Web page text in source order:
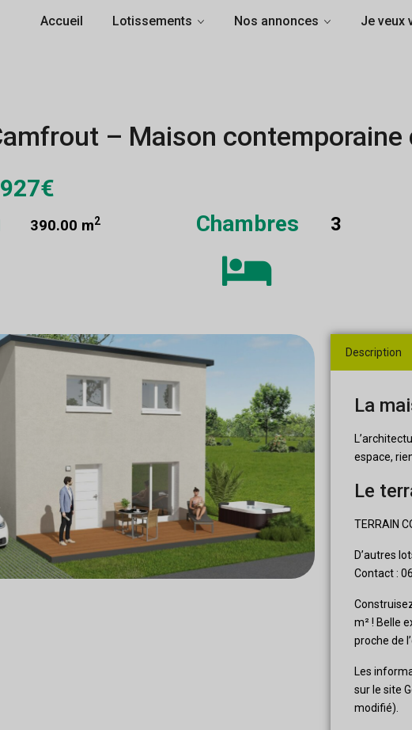
Accueil Lotissements Nos annonces Je veux
– Maison
390.00 m2 Chambres 3
Description
La
espace,
Le
TERRAIN
D’autres
Contact :
m² ! Belle
proche de
Les
sur le site
modifié).